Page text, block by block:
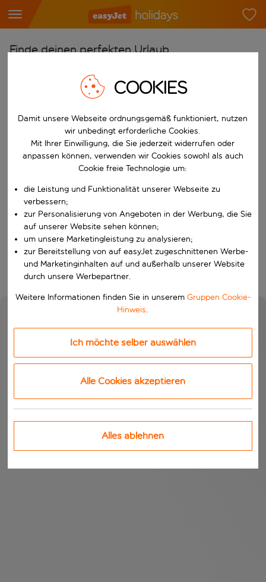
Finde deinen perfekten Urlaub
Flughafen wählen
Beginne mit der Eingabe für die automatische
Reiseziel wählen
Nach
Wähle ein Ab- und Rückflugdatum aus.
Reisezeitraum wählen
Wann
Wer
Suchen
COOKIES
Damit unsere Webseite ordnungsgemäß funktioniert, nutzen
wir unbedingt erforderliche Cookies.
Mit Ihrer Einwilligung, die Sie jederzeit widerrufen oder
anpassen können, verwenden wir Cookies sowohl als auch
Cookie freie Technologie um:
die Leistung und Funktionalität unserer Webseite zu
verbessern;
zur Personalisierung von Angeboten in der Werbung, die Sie
auf unserer Website sehen können;
um unsere Marketingleistung zu analysieren;
zur Bereitstellung von auf easyJet zugeschnittenen Werbe-
und Marketinginhalten auf und außerhalb unserer Website
durch unsere Werbepartner.
Weitere Informationen finden Sie in unserem Gruppen Cookie-
Hinweis.
Ich möchte selber auswählen
Alle Cookies akzeptieren
Alles ablehnen